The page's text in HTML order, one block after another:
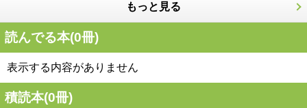
もっと見る
読んでる本(0冊)
表示する内容がありません
積読本(0冊)